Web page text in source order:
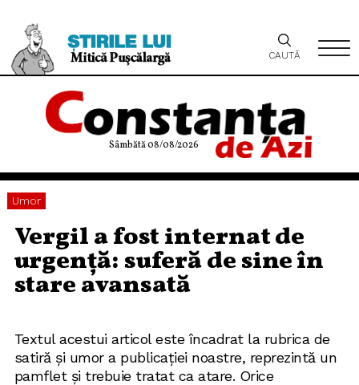
Sâmbătă 08/08/2026
CAUTĂ
Umor
Vergil a fost internat de
urgență: suferă de sine în
stare avansată
Textul acestui articol este încadrat la rubrica de
satiră și umor a publicației noastre, reprezintă un
pamflet și trebuie tratat ca atare. Orice